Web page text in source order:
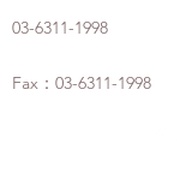
03-6311-1998
Fax：03-6311-1998